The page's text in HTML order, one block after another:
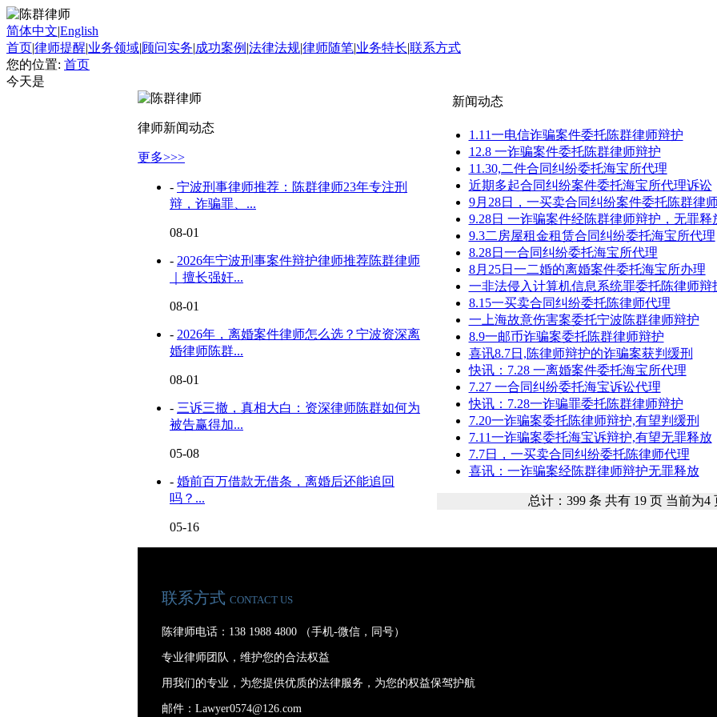
简体中文|English
首页|律师提醒|业务领域|顾问实务|成功案例 |法律法规|律师随笔|业务特长|联系方式
您的位置: 首页
今天是
律师新闻动态
更多>>>
- 宁波刑事律师推荐：陈群律师23年专注刑
辩，诈骗罪、...
08-01
- 2026年宁波刑事案件辩护律师推荐陈群律师
｜擅长强奸...
08-01
- 2026年，离婚案件律师怎么选？宁波资深离
婚律师陈群...
08-01
- 三诉三撤，真相大白：资深律师陈群如何为
被告赢得加...
05-08
- 婚前百万借款无借条，离婚后还能追回
吗？...
05-16
新闻动态
1.11一电信诈骗案件委托陈群律师辩护
12.8 一诈骗案件委托陈群律师辩护
11.30,二件合同纠纷委托海宝所代理
近期多起合同纠纷案件委托海宝所代理诉讼
9月28日，一买卖合同纠纷案件委托陈群律
9.28日 一诈骗案件经陈群律师辩护，无罪释
9.3二房屋租金租赁合同纠纷委托海宝所代理
8.28日一合同纠纷委托海宝所代理
8月25日一二婚的离婚案件委托海宝所办理
一非法侵入计算机信息系统罪委托陈律师辩
8.15一买卖合同纠纷委托陈律师代理
一上海故意伤害案委托宁波陈群律师辩护
8.9一邮币诈骗案委托陈群律师辩护
喜讯8.7日,陈律师辩护的诈骗案获判缓刑
快讯：7.28 一离婚案件委托海宝所代理
7.27 一合同纠纷委托海宝诉讼代理
快讯：7.28一诈骗罪委托陈群律师辩护
7.20一诈骗案委托陈律师辩护,有望判缓刑
7.11一诈骗案委托海宝诉辩护,有望无罪释放
7.7日，一买卖合同纠纷委托陈律师代理
喜讯：一诈骗案经陈群律师辩护无罪释放
总计：399 条 共有 19 页 当前为
联系方式 CONTACT US
陈律师电话：138 1988 4800 （手机-微信，同号）
专业律师团队，维护您的合法权益
用我们的专业，为您提供优质的法律服务，为您的权益保驾护航
邮件：Lawyer0574@126.com